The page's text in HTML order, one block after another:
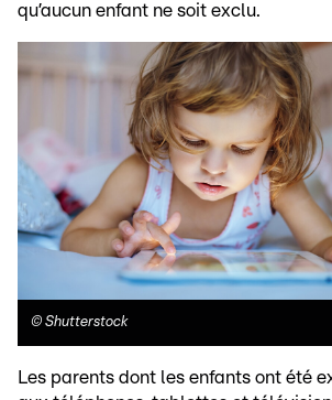
qu’aucun enfant ne soit exclu.
© Shutterstock
Les parents dont les enfants ont été